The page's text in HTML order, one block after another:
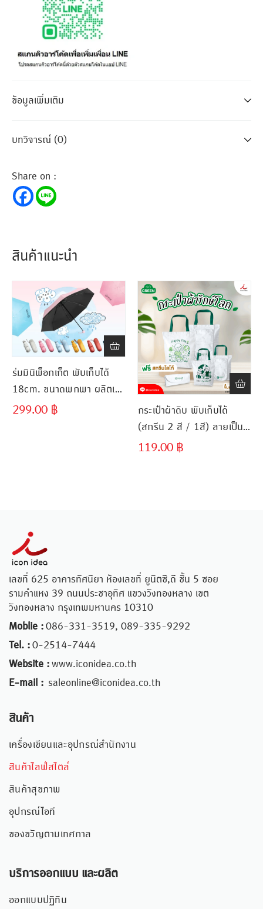
Share on :
ข้อมูลเพิ่มเติม
บทวิจารณ์ (0)
สินค้าแนะนำ
ร่มมินิพ็อกเก็ต พับเก็บได้
18cm. ขนาดพกพา ผลิตเร็ว
ส่งไว
299.00 ฿
กระเป๋าผ้าดิบ พับเก็บได้
(สกรีน 2 สี / 1สี) ลายเป็น
เอกลักษณ์ผลิตเร็ว ส่งไว
119.00 ฿
เลขที่ 625 อาคารทัศนียา ห้องเลขที่ ยูนิตซี,ดี ชั้น 5 ซอย
รามคำแหง 39 ถนนประชาอุทิศ แขวงวังทองหลาง เขต
วังทองหลาง กรุงเทพมหานคร 10310
Moblie :086-331-3519, 089-335-9292
Tel. :0-2514-7444
Website :www.iconidea.co.th
E-mail : saleonline@iconidea.co.th
สินค้า
เครื่องเขียนและอุปกรณ์สำนักงาน
สินค้าไลฟ์สไตล์
สินค้าสุขภาพ
อุปกรณ์ไอที
ของขวัญตามเทศกาล
บริการออกแบบ และผลิต
ออกแบบปฏิทิน